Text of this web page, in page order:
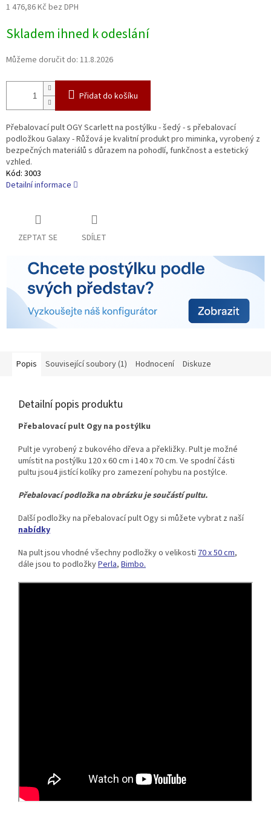
1 476,86 Kč bez DPH
cena:
Skladem ihned k odeslání
Můžeme doručit do: 11.8.2026
Přidat do košíku
Přebalovací pult OGY Scarlett na postýlku - šedý - s přebalovací
podložkou Galaxy - Růžová je kvalitní produkt pro miminka, vyrobený z
bezpečných materiálů s důrazem na pohodlí, funkčnost a estetický
vzhled.
Kód: 3003
Detailní informace
ZEPTAT SE SDÍLET
Popis Související soubory (1) Hodnocení Diskuze
Detailní popis produktu
Přebalovací pult Ogy na postýlku
Pult je vyrobený z bukového dřeva a překližky. Pult je možné
umístit na postýlku 120 x 60 cm i 140 x 70 cm. Ve spodní části
pultu jsou4 jistící kolíky pro zamezení pohybu na postýlce.
Přebalovací podložka na obrázku je součástí pultu.
Další podložky na přebalovací pult Ogy si můžete vybrat z naší
nabídky
Na pult jsou vhodné všechny podložky o velikosti 70 x 50 cm,
dále jsou to podložkyPerla, Bimbo.